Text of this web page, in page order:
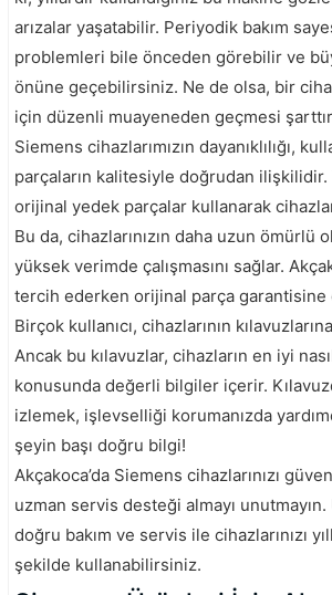
arızalar yaşatabilir. Periyodik bakım
problemleri bile önceden görebilir ve
önüne geçebilirsiniz. Ne de olsa, bir
için düzenli muayeneden geçmesi
Siemens cihazlarımızın dayanıklılığı,
parçaların kalitesiyle doğrudan
orijinal yedek parçalar kullanarak
Bu da, cihazlarınızın daha uzun ömürlü
yüksek verimde çalışmasını sağlar.
tercih ederken orijinal parça garantisine
Birçok kullanıcı, cihazlarının
Ancak bu kılavuzlar, cihazların en iyi
konusunda değerli bilgiler içerir.
izlemek, işlevselliği korumanızda
şeyin başı doğru bilgi!
Akçakoca’da Siemens cihazlarınızı
uzman servis desteği almayı unutmayın.
doğru bakım ve servis ile cihazlarınızı
şekilde kullanabilirsiniz.